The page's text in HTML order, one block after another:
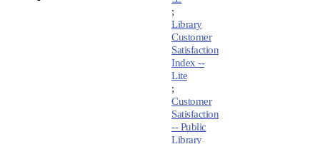
;
Library
Customer
Satisfaction
Index --
Lite
;
Customer
Satisfaction
-- Public
Library